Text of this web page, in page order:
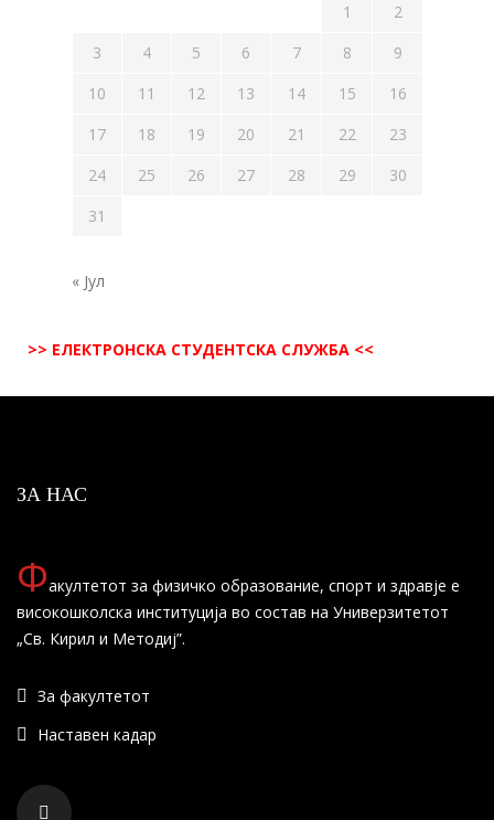
1
2
3
4 5 6 7 8
9
10
11 12 13 14 15
16
17
18 19 20 21 22
23
24
25 26 27 28 29
30
31
« Јул
>> ЕЛЕКТРОНСКА СТУДЕНТСКА СЛУЖБА <<
ЗА НАС
Факултетот за физичко образование, спорт и здравје е
високошколска институција во состав на Универзитетот
„Св. Кирил и Методиј”.
За факултетот
Наставен кадар